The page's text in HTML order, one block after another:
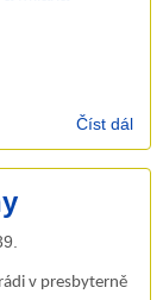
Číst dál
–
v presbyterně